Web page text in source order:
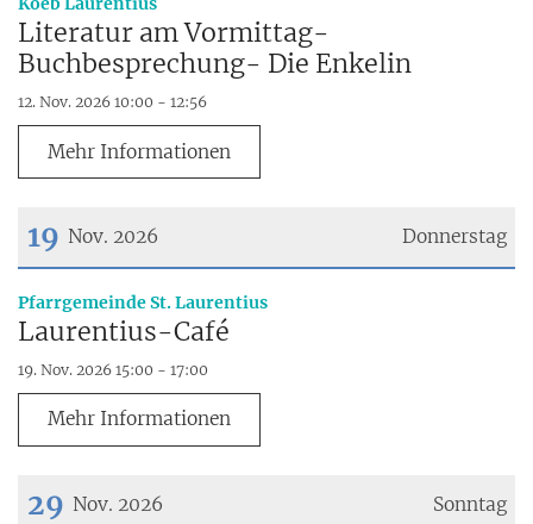
Literatur am Vormittag-
Buchbesprechung- Die Enkelin
12. Nov. 2026 10:00 - 12:56
Mehr Informationen
Donnerstag
19 Nov. 2026
Datum: 19. November 2026
Pfarrgemeinde St. Laurentius:
Laurentius-Café
19. Nov. 2026 15:00 - 17:00
Mehr Informationen
Sonntag
29 Nov. 2026